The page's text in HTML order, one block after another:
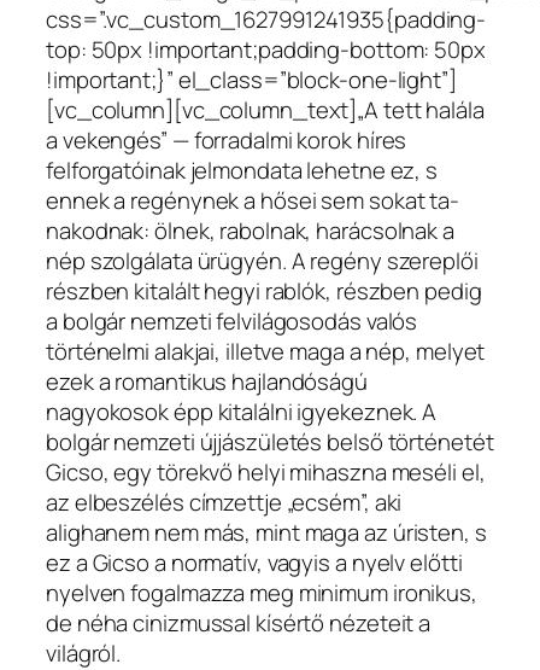
css=”.vc_custom_1627991241935{padding-
top: 50px !important;padding-bottom: 50px
!important;}” el_class=”block-one-light”]
[vc_column][vc_column_text]„A tett halála
a vekengés” — forradalmi korok híres
felforgatóinak jelmondata lehetne ez, s
ennek a regénynek a hősei sem sokat ta-
nakodnak: ölnek, rabolnak, harácsolnak a
nép szolgálata ürügyén. A regény szereplői
részben kitalált hegyi rablók, részben pedig
a bolgár nemzeti felvilágosodás valós
történelmi alakjai, illetve maga a nép, melyet
ezek a romantikus hajlandóságú
nagyokosok épp kitalálni igyekeznek. A
bolgár nemzeti újjászületés belső történetét
Gicso, egy törekvő helyi mihaszna meséli el,
az elbeszélés címzettje „ecsém”, aki
alighanem nem más, mint maga az úristen, s
ez a Gicso a normatív, vagyis a nyelv előtti
nyelven fogalmazza meg minimum ironikus,
de néha cinizmussal kísértő nézeteit a
világról.